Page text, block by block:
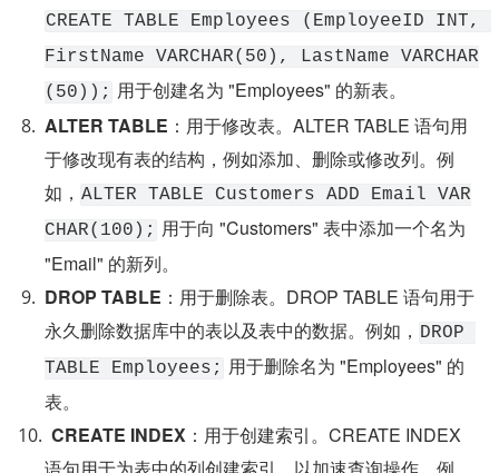
CREATE TABLE Employees (EmployeeID INT,
FirstName VARCHAR(50), LastName VARCHAR
(50)); 用于创建名为 "Employees" 的新表。
ALTER TABLE ：用于修改表。ALTER TABLE 语句用
于修改现有表的结构，例如添加、删除或修改列。例
如， ALTER TABLE Customers ADD Email VAR
CHAR(100); 用于向 "Customers" 表中添加一个名为
"Email" 的新列。
DROP TABLE ：用于删除表。DROP TABLE 语句用于
永久删除数据库中的表以及表中的数据。例如， DROP
TABLE Employees; 用于删除名为 "Employees" 的
表。
CREATE INDEX ：用于创建索引。CREATE INDEX